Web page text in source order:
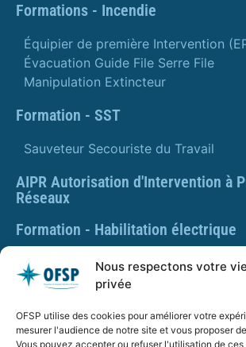
Nous respectons votre vie
privée
OFSP utilise des cookies pour améliorer votre
mesurer l'audience de notre site et vous proposer
Vous pouvez accepter ou refuser l'utilisation de ces
Formations - Incendie
Équipier de première Intervention
Évacuation Guide File Serre File
Manipulation Extincteur
Formation - SST
Sauveteur Secouriste du Travail
AIPR Autorisation d'Intervention à
Réseaux
Formation - Habilitation électrique
Formation - Gestes et postures
Formation Gestes et Postures -
PLAQUETTE DE PRÉSENTATION